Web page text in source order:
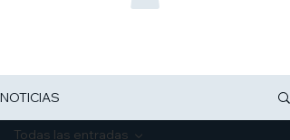
NOTICIAS
Todas las entradas